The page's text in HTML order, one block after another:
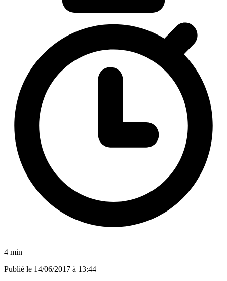
4 min
Publié le 14/06/2017 à 13:44